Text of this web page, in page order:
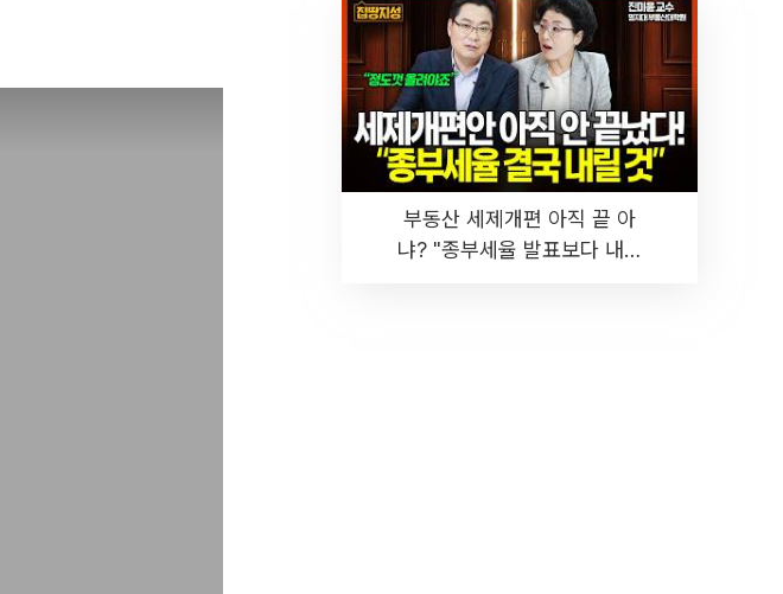
부동산 세제개편 아직 끝 아
냐? "종부세율 발표보다 내릴